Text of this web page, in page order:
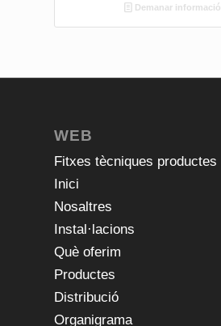
Demanar informació
WEB
Fitxes tècniques productes
Inici
Nosaltres
Instal·lacions
Què oferim
Productes
Distribució
Organigrama